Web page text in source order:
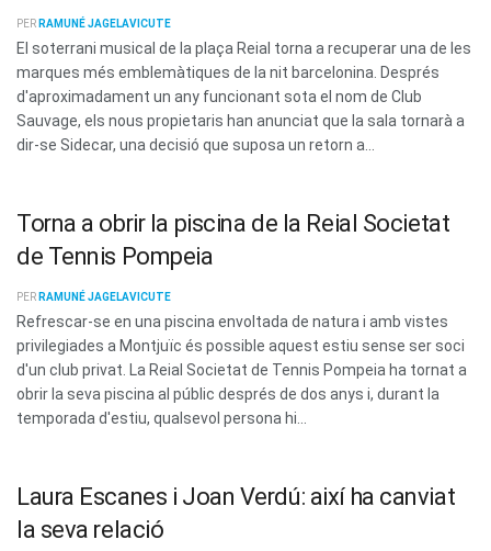
PER RAMUNÉ JAGELAVICUTE
El soterrani musical de la plaça Reial torna a recuperar una de les
marques més emblemàtiques de la nit barcelonina. Després
d'aproximadament un any funcionant sota el nom de Club
Sauvage, els nous propietaris han anunciat que la sala tornarà a
dir-se Sidecar, una decisió que suposa un retorn a...
Torna a obrir la piscina de la Reial Societat
de Tennis Pompeia
PER RAMUNÉ JAGELAVICUTE
Refrescar-se en una piscina envoltada de natura i amb vistes
privilegiades a Montjuïc és possible aquest estiu sense ser soci
d'un club privat. La Reial Societat de Tennis Pompeia ha tornat a
obrir la seva piscina al públic després de dos anys i, durant la
temporada d'estiu, qualsevol persona hi...
Laura Escanes i Joan Verdú: així ha canviat
la seva relació